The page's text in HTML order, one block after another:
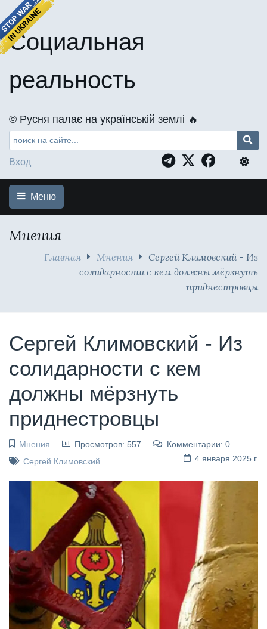
Социальная
реальность
©️ Русня палає на українській землі 🔥
Вход
Меню
Мнения
Главная Мнения
Сергей Климовский - Из
солидарности с кем должны мёрзнуть
приднестровцы
Сергей Климовский - Из
солидарности с кем
должны мёрзнуть
приднестровцы
Мнения Просмотров: 557
Комментарии: 0
4 января 2025 г.
Сергей Климовский